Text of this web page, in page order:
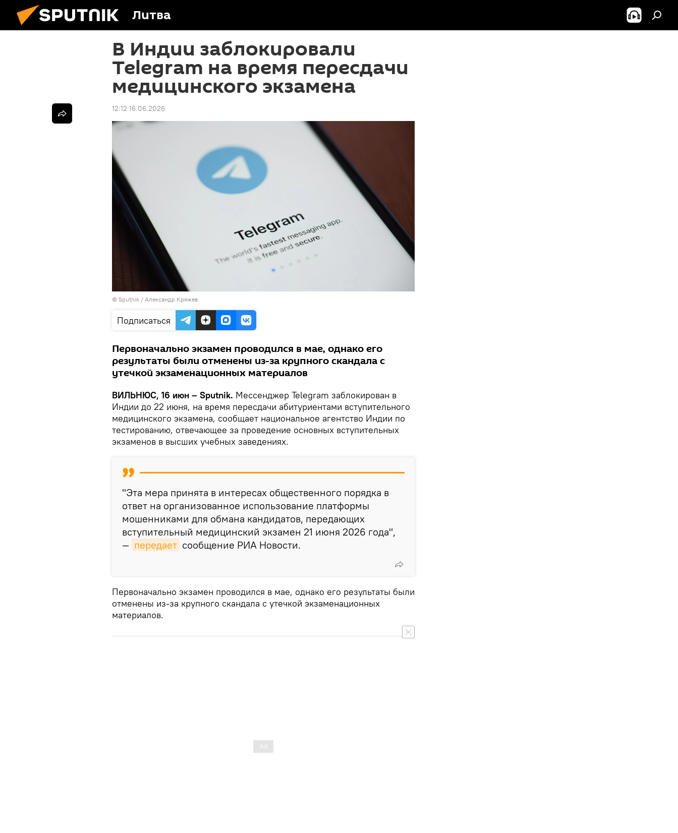
Литва
В Индии заблокировали
Telegram на время пересдачи
медицинского экзамена
12:12 16.06.2026
© Sputnik / Александр Кряжев
Подписаться
Первоначально экзамен проводился в мае, однако его
результаты были отменены из-за крупного скандала с
утечкой экзаменационных материалов
ВИЛЬНЮС, 16 июн – Sputnik. Мессенджер Telegram заблокирован в
Индии до 22 июня, на время пересдачи абитуриентами вступительного
медицинского экзамена, сообщает национальное агентство Индии по
тестированию, отвечающее за проведение основных вступительных
экзаменов в высших учебных заведениях.
"Эта мера принята в интересах общественного порядка в
ответ на организованное использование платформы
мошенниками для обмана кандидатов, передающих
вступительный медицинский экзамен 21 июня 2026 года",
— передает сообщение РИА Новости.
Первоначально экзамен проводился в мае, однако его результаты были
отменены из-за крупного скандала с утечкой экзаменационных
материалов.